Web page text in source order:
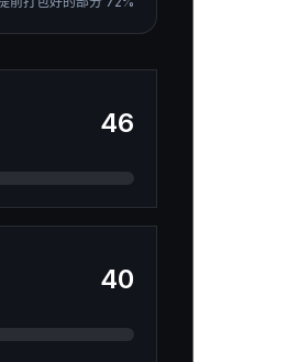
46
40